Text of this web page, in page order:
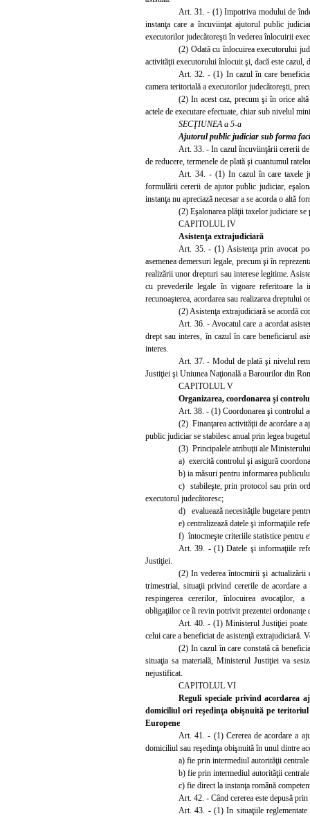
Art. 31. - (1) Impotriva modului de
instanţa care a încuviinţat ajutorul public
executorilor judecătoreşti în vederea înlocuirii
(2) Odată cu înlocuirea executorului
activităţii executorului înlocuit şi, dacă este cazul,
Art. 32. - (1) In cazul în care
camera teritorială a executorilor judecătoreşti,
(2) In acest caz, precum şi în orice
actele de executare efectuate, chiar sub nivelul
SECŢIUNEA a 5-a
Ajutorul public judiciar sub forma
Art. 33. - In cazul încuviinţării cererii
de reducere, termenele de plată şi cuantumul
Art. 34. - (1) In cazul în care taxele
formulării cererii de ajutor public judiciar,
instanţa nu apreciază necesar a se acorda o altă
(2) Eşalonarea plăţii taxelor judiciare
CAPITOLUL IV
Asistenţa extrajudiciară
Art. 35. - (1) Asistenţa prin avocat
asemenea demersuri legale, precum şi în
realizării unor drepturi sau interese legitime.
cu prevederile legale în vigoare referitoare la
recunoaşterea, acordarea sau realizarea dreptului
(2) Asistenţa extrajudiciară se acordă
Art. 36. - Avocatul care a acordat
drept sau interes, în cazul în care beneficiarul
interes.
Art. 37. - Modul de plată şi nivelul
Justiţiei şi Uniunea Naţională a Barourilor din
CAPITOLUL V
Organizarea, coordonarea şi
Art. 38. - (1) Coordonarea şi controlul
(2) Finanţarea activităţii de acordare a
public judiciar se stabilesc anual prin legea
(3) Principalele atribuţii ale
a) exercită controlul şi asigură
b) ia măsuri pentru informarea
c) stabileşte, prin protocol sau prin
executorul judecătoresc;
d) evaluează necesităţile bugetare
e) centralizează datele şi informaţiile
f) întocmeşte criteriile statistice pentru
Art. 39. - (1) Datele şi informaţiile
Justiţiei.
(2) In vederea întocmirii şi actualizării
trimestrial, situaţii privind cererile de acordare
respingerea cererilor, înlocuirea avocaţilor, a
obligaţiilor ce îi revin potrivit prezentei ordonanţe
Art. 40. - (1) Ministerul Justiţiei poate
celui care a beneficiat de asistenţă extrajudiciară.
(2) In cazul în care constată că
situaţia sa materială, Ministerul Justiţiei va
nejustificat.
CAPITOLUL VI
Reguli speciale privind acordarea
domiciliul ori reşedinţa obişnuită pe
Europene
Art. 41. - (1) Cererea de acordare a
domiciliul sau reşedinţa obişnuită în unul dintre
a) fie prin intermediul autorităţii
b) fie prin intermediul autorităţii
c) fie direct la instanţa română
Art. 42. - Când cererea este depusă
Art. 43. - (1) In situaţiile